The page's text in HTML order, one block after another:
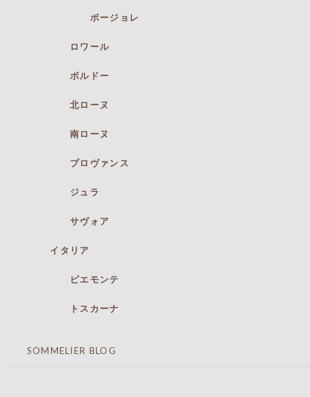
ボージョレ
ロワール
ボルドー
北ローヌ
南ローヌ
プロヴァンス
ジュラ
サヴォア
イタリア
ピエモンテ
トスカーナ
SOMMELIER BLOG